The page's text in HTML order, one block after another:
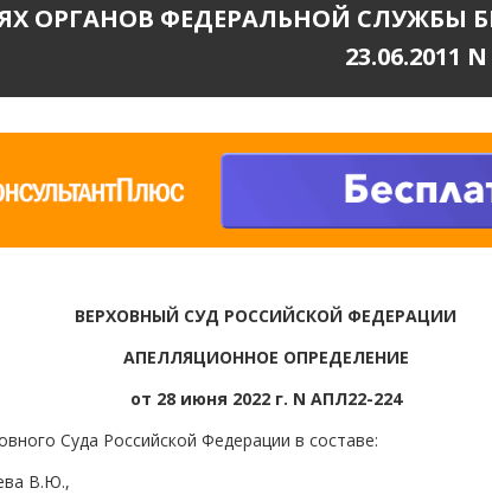
ОРГАНОВ ФЕДЕРАЛЬНОЙ СЛУЖБЫ
23.06.2011
ВЕРХОВНЫЙ СУД РОССИЙСКОЙ ФЕДЕРАЦИИ
АПЕЛЛЯЦИОННОЕ ОПРЕДЕЛЕНИЕ
от 28 июня 2022 г. N АПЛ22-224
Суда Российской Федерации в составе:
В.Ю.,